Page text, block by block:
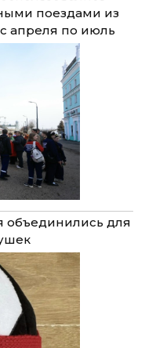
поездами из
апреля по июль
объединились для